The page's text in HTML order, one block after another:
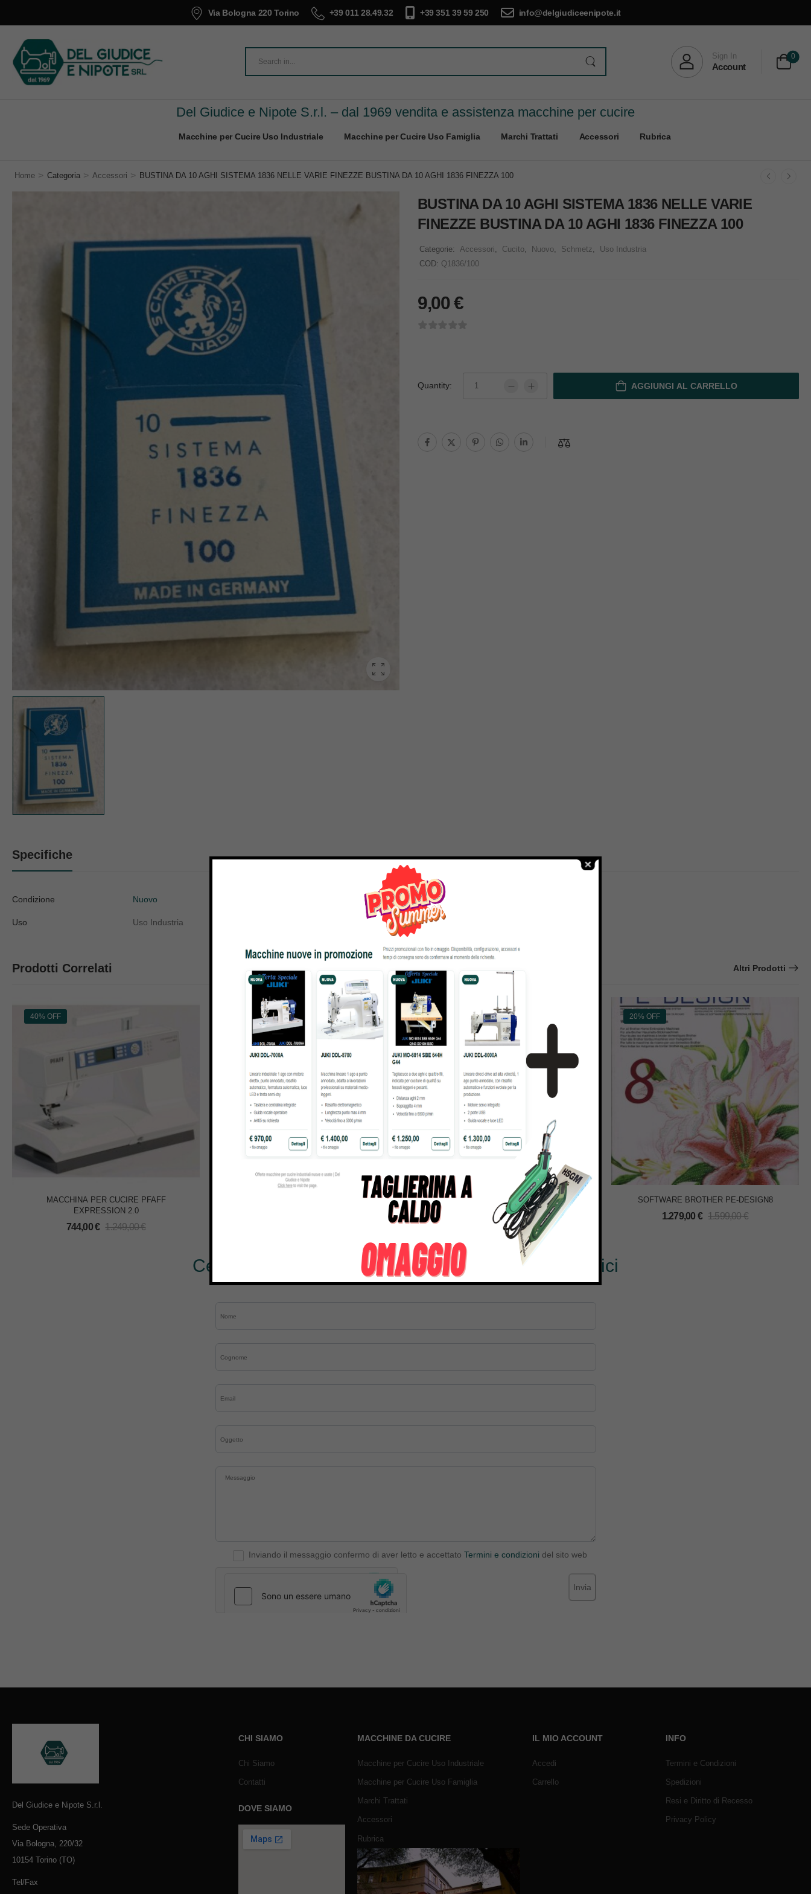
Via Bologna 220 Torino +39 011 28.49.32 +39 351 39 59 250 info@delgiudiceenipote.it
Sign In
Account
0
Del Giudice e Nipote S.r.l. – dal 1969 vendita e assistenza macchine per cucire
Macchine per Cucire Uso Industriale Macchine per Cucire Uso Famiglia Marchi Trattati Accessori Rubrica
Home > Categoria > Accessori > BUSTINA DA 10 AGHI SISTEMA 1836 NELLE VARIE FINEZZE BUSTINA DA 10 AGHI 1836 FINEZZA 100
BUSTINA DA 10 AGHI SISTEMA 1836 NELLE VARIE
FINEZZE BUSTINA DA 10 AGHI 1836 FINEZZA 100
Categorie: Accessori Cucito Nuovo Schmetz
Uso Industria
COD: Q1836/100
9,00€
Quantity: AGGIUNGI AL CARRELLO
Specifiche
Condizione Nuovo
Uso Uso Industria
Prodotti Correlati Altri Prodotti
40% OFF
MACCHINA PER CUCIRE PFAFF
EXPRESSION 2.0
744,00€ 1.249,00€
MACCHINA PER CUCIRE E RICAMO
55% OFF
MACCHINA PER CUCIRE JANOME 5024
317,00 € 699,00€
20% OFF
SOFTWARE BROTHER PE-DESIGN8
1.279,00 € 1.599,00€
Cerchi altre informazioni su questo prodotto? Scrivici
Inviando il messaggio confermo di aver letto e accettato Termini e condizioni del sito web
Invia
Del Giudice e Nipote S.r.l.
Sede Operativa
Via Bologna, 220/32
10154 Torino (TO)
Tel/Fax
CHI SIAMO
Chi Siamo
Contatti
DOVE SIAMO
MACCHINE DA CUCIRE
Macchine per Cucire Uso Industriale
Macchine per Cucire Uso Famiglia
Marchi Trattati
Accessori
Rubrica
IL MIO ACCOUNT
Accedi
Carrello
INFO
Termini e Condizioni
Spedizioni
Resi e Diritto di Recesso
Privacy Policy